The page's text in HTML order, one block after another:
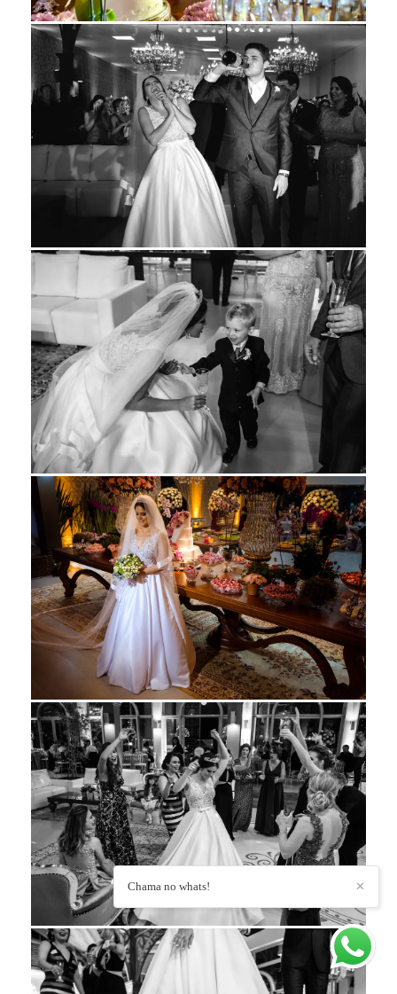
✕
Chama no whats!